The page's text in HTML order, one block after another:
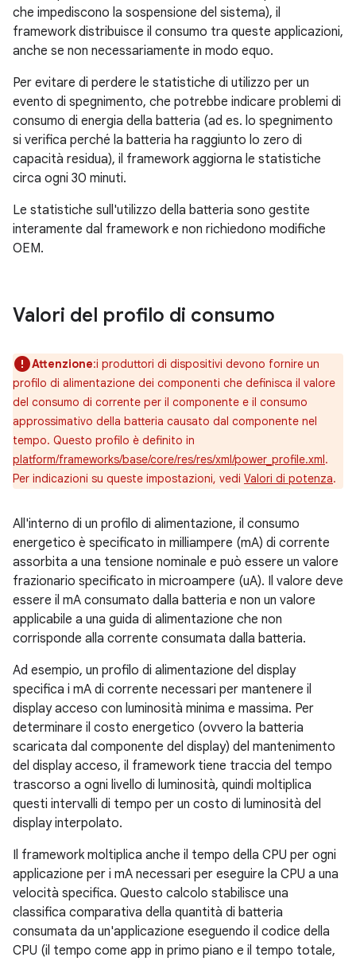
che impediscono la sospensione del sistema), il
framework distribuisce il consumo tra queste applicazioni,
anche se non necessariamente in modo equo.
Per evitare di perdere le statistiche di utilizzo per un
evento di spegnimento, che potrebbe indicare problemi di
consumo di energia della batteria (ad es. lo spegnimento
si verifica perché la batteria ha raggiunto lo zero di
capacità residua), il framework aggiorna le statistiche
circa ogni 30 minuti.
Le statistiche sull'utilizzo della batteria sono gestite
interamente dal framework e non richiedono modifiche
OEM.
Valori del profilo di consumo
Attenzione:i produttori di dispositivi devono fornire un
profilo di alimentazione dei componenti che definisca il valore
del consumo di corrente per il componente e il consumo
approssimativo della batteria causato dal componente nel
tempo. Questo profilo è definito in
platform/frameworks/base/core/res/res/xml/power_profile.xml.
Per indicazioni su queste impostazioni, vedi Valori di potenza.
All'interno di un profilo di alimentazione, il consumo
energetico è specificato in milliampere (mA) di corrente
assorbita a una tensione nominale e può essere un valore
frazionario specificato in microampere (uA). Il valore deve
essere il mA consumato dalla batteria e non un valore
applicabile a una guida di alimentazione che non
corrisponde alla corrente consumata dalla batteria.
Ad esempio, un profilo di alimentazione del display
specifica i mA di corrente necessari per mantenere il
display acceso con luminosità minima e massima. Per
determinare il costo energetico (ovvero la batteria
scaricata dal componente del display) del mantenimento
del display acceso, il framework tiene traccia del tempo
trascorso a ogni livello di luminosità, quindi moltiplica
questi intervalli di tempo per un costo di luminosità del
display interpolato.
Il framework moltiplica anche il tempo della CPU per ogni
applicazione per i mA necessari per eseguire la CPU a una
velocità specifica. Questo calcolo stabilisce una
classifica comparativa della quantità di batteria
consumata da un'applicazione eseguendo il codice della
CPU (il tempo come app in primo piano e il tempo totale,